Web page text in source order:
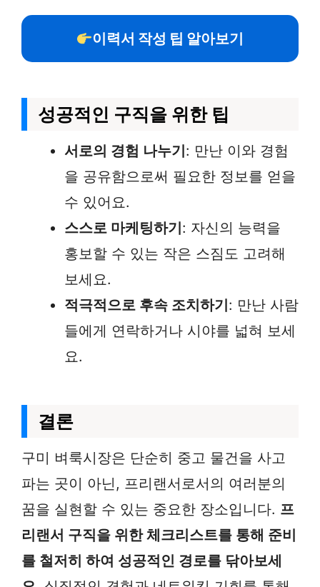
이력서 작성 팁 알아보기
성공적인 구직을 위한 팁
서로의 경험 나누기: 만난 이와 경험
을 공유함으로써 필요한 정보를 얻을
수 있어요.
스스로 마케팅하기: 자신의 능력을
홍보할 수 있는 작은 스짐도 고려해
보세요.
적극적으로 후속 조치하기: 만난 사람
들에게 연락하거나 시야를 넓혀 보세
요.
결론
구미 벼룩시장은 단순히 중고 물건을 사고
파는 곳이 아닌, 프리랜서로서의 여러분의
꿈을 실현할 수 있는 중요한 장소입니다. 프
리랜서 구직을 위한 체크리스트를 통해 준비
를 철저히 하여 성공적인 경로를 닦아보세